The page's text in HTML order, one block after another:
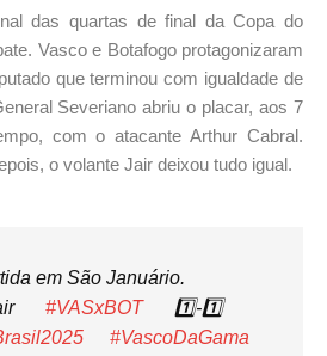
das quartas de final da Copa do
Vasco e Botafogo protagonizaram
que terminou com igualdade de
Severiano abriu o placar, aos 7
com o atacante Arthur Cabral.
o volante Jair deixou tudo igual.
em São Januário.
#VASxBOT1️⃣-1️⃣
#VascoDaGama